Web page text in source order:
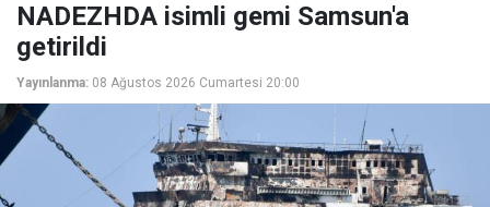
NADEZHDA isimli gemi Samsun'a
getirildi
Yayınlanma: 08 Ağustos 2026 Cumartesi 20:00